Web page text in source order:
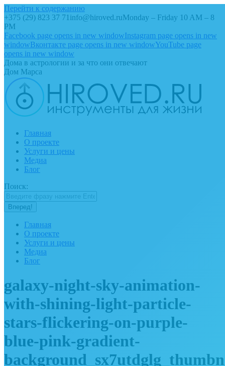
Перейти к содержанию
+375 (29) 823 37 71 info@hiroved.ruMonday – Friday 10 AM – 8
PM
Facebook page opens in new windowInstagram page opens in new
windowВконтакте page opens in new windowYouTube page
opens in new window
Дома в астрологии и за что они отвечают
Дом Марса
Главная
О проекте
Услуги и цены
Медиа
Блог
Поиск:
Главная
О проекте
Услуги и цены
Медиа
Блог
galaxy-night-sky-animation-
with-shining-light-particle-
stars-flickering-on-purple-
blue-pink-gradient-